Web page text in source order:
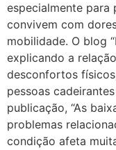
especialmente para
convivem com
mobilidade. O blog
explicando a
desconfortos
pessoas
publicação, “As
problemas
condição afeta